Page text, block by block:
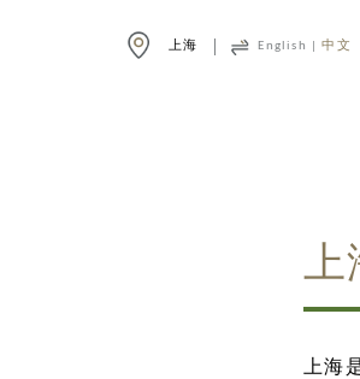
上海 English |中文
上
上海